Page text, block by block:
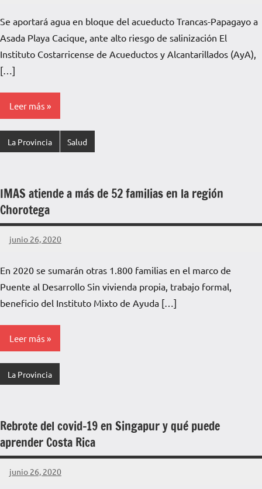
de
La
Pampa
comentarios
Se aportará agua en bloque del acueducto Trancas-Papagayo a
Asada Playa Cacique, ante alto riesgo de salinización El
Instituto Costarricense de Acueductos y Alcantarillados (AyA),
[…]
Leer más
La Provincia Salud
IMAS atiende a más de 52 familias en la región
Chorotega
junio 26, 2020
La
de
La
Pampa
No
comentarios
En 2020 se sumarán otras 1.800 familias en el marco de
Puente al Desarrollo Sin vivienda propia, trabajo formal,
beneficio del Instituto Mixto de Ayuda […]
Leer más
La Provincia
Rebrote del covid-19 en Singapur y qué puede
aprender Costa Rica
junio 26, 2020
La
No